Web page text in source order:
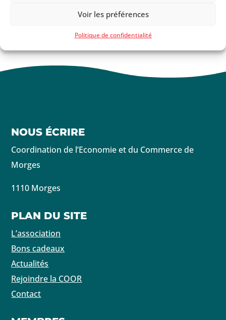
Voir les préférences
Politique de confidentialité
Leaflet| ©OpenStreetMap
NOUS ÉCRIRE
Coordination de l’Economie et du Commerce de
Morges
1110 Morges
PLAN DU SITE
L’association
Bons cadeaux
Actualités
Rejoindre la COOR
Contact